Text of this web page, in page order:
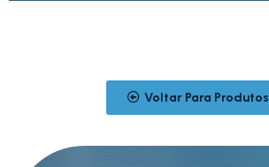
Voltar Para Produtos